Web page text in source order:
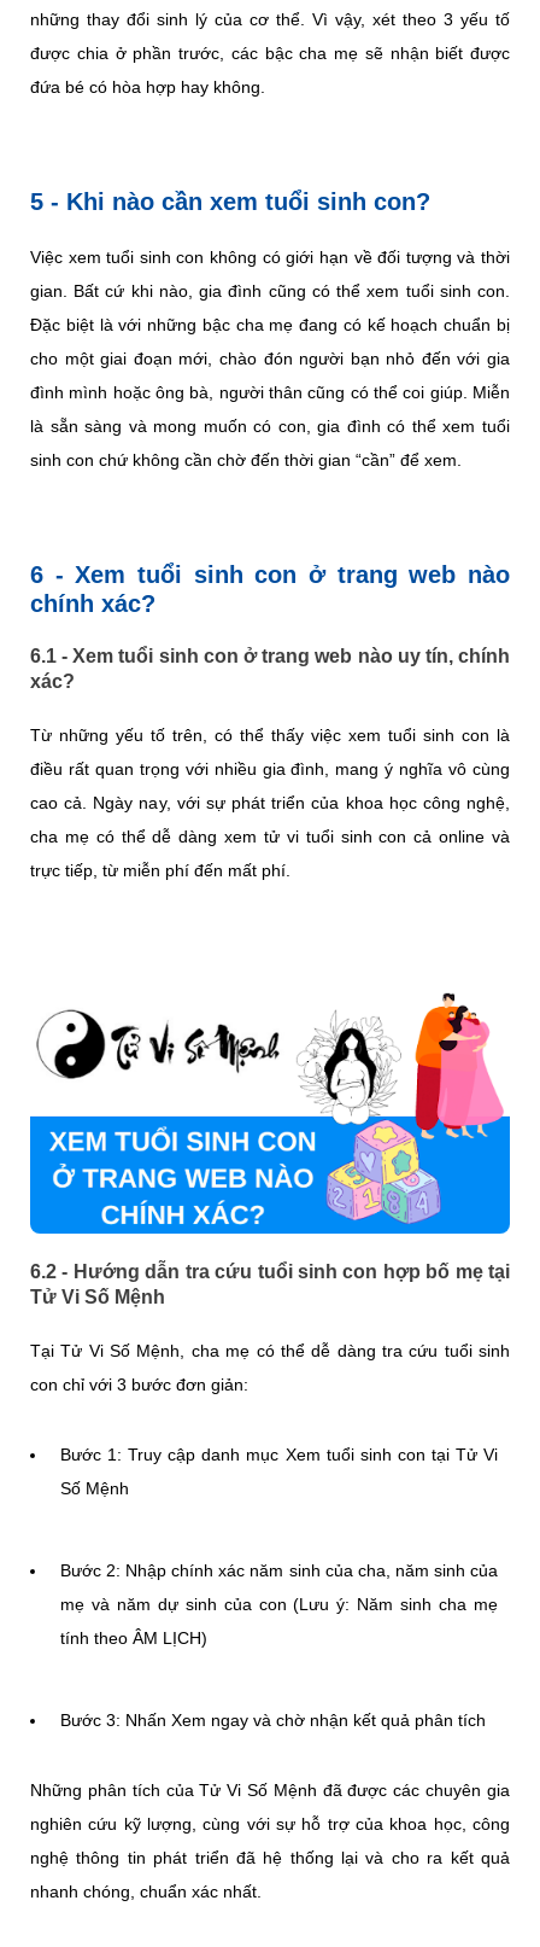
những thay đổi sinh lý của cơ thể. Vì vậy, xét theo 3 yếu tố
được chia ở phần trước, các bậc cha mẹ sẽ nhận biết được
đứa bé có hòa hợp hay không.
5 - Khi nào cần xem tuổi sinh con?
Việc xem tuổi sinh con không có giới hạn về đối tượng và thời
gian. Bất cứ khi nào, gia đình cũng có thể xem tuổi sinh con.
Đặc biệt là với những bậc cha mẹ đang có kế hoạch chuẩn bị
cho một giai đoạn mới, chào đón người bạn nhỏ đến với gia
đình mình hoặc ông bà, người thân cũng có thể coi giúp. Miễn
là sẵn sàng và mong muốn có con, gia đình có thể xem tuổi
sinh con chứ không cần chờ đến thời gian “cần” để xem.
6 - Xem tuổi sinh con ở trang web nào
chính xác?
6.1 - Xem tuổi sinh con ở trang web nào uy tín, chính
xác?
Từ những yếu tố trên, có thể thấy việc xem tuổi sinh con là
điều rất quan trọng với nhiều gia đình, mang ý nghĩa vô cùng
cao cả. Ngày nay, với sự phát triển của khoa học công nghệ,
cha mẹ có thể dễ dàng xem tử vi tuổi sinh con cả online và
trực tiếp, từ miễn phí đến mất phí.
6.2 - Hướng dẫn tra cứu tuổi sinh con hợp bố mẹ tại
Tử Vi Số Mệnh
Tại Tử Vi Số Mệnh, cha mẹ có thể dễ dàng tra cứu tuổi sinh
con chỉ với 3 bước đơn giản:
Bước 1: Truy cập danh mục Xem tuổi sinh con tại Tử Vi
Số Mệnh
Bước 2: Nhập chính xác năm sinh của cha, năm sinh của
mẹ và năm dự sinh của con (Lưu ý: Năm sinh cha mẹ
tính theo ÂM LỊCH)
Bước 3: Nhấn Xem ngay và chờ nhận kết quả phân tích
Những phân tích của Tử Vi Số Mệnh đã được các chuyên gia
nghiên cứu kỹ lượng, cùng với sự hỗ trợ của khoa học, công
nghệ thông tin phát triển đã hệ thống lại và cho ra kết quả
nhanh chóng, chuẩn xác nhất.